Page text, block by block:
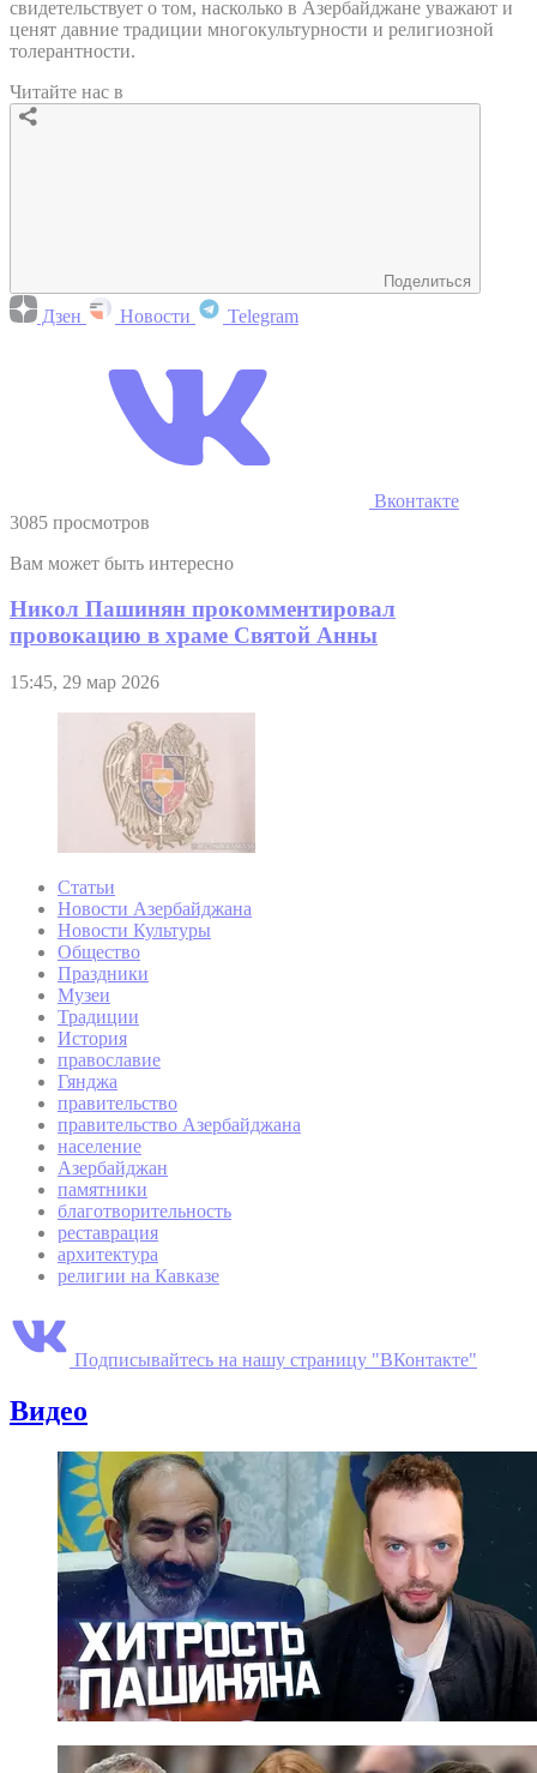
свидетельствует о том, насколько в Азербайджане уважают и
ценят давние традиции многокультурности и религиозной
толерантности.
Читайте нас в
Поделиться
Дзен Новости Telegram
Вконтакте
3085 просмотров
Вам может быть интересно
Никол Пашинян прокомментировал
провокацию в храме Святой Анны
15:45, 29 мар 2026
Статьи
Новости Азербайджана
Новости Культуры
Общество
Праздники
Музеи
Традиции
История
православие
Гянджа
правительство
правительство Азербайджана
население
Азербайджан
памятники
благотворительность
реставрация
архитектура
религии на Кавказе
Подписывайтесь на нашу страницу "ВКонтакте"
Видео